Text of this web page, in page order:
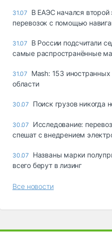
31.07
В ЕАЭС начался второй
перевозок с помощью
31.07
В России подсчитали
самые распространённые
31.07
Mash: 153
области
30.07 Поиск грузов никогда
30.07
Исследование:
спешат с внедрением
30.07
Названы марки
всего берут в лизинг
Все новости